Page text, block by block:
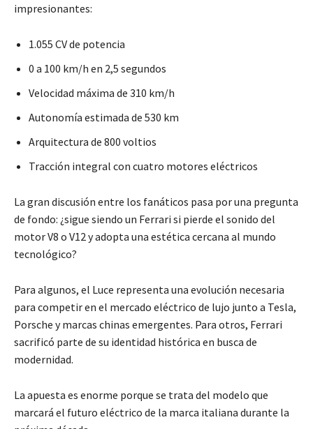
impresionantes:
1.055 CV de potencia
0 a 100 km/h en 2,5 segundos
Velocidad máxima de 310 km/h
Autonomía estimada de 530 km
Arquitectura de 800 voltios
Tracción integral con cuatro motores eléctricos
La gran discusión entre los fanáticos pasa por una pregunta
de fondo: ¿sigue siendo un Ferrari si pierde el sonido del
motor V8 o V12 y adopta una estética cercana al mundo
tecnológico?
Para algunos, el Luce representa una evolución necesaria
para competir en el mercado eléctrico de lujo junto a Tesla,
Porsche y marcas chinas emergentes. Para otros, Ferrari
sacrificó parte de su identidad histórica en busca de
modernidad.
La apuesta es enorme porque se trata del modelo que
marcará el futuro eléctrico de la marca italiana durante la